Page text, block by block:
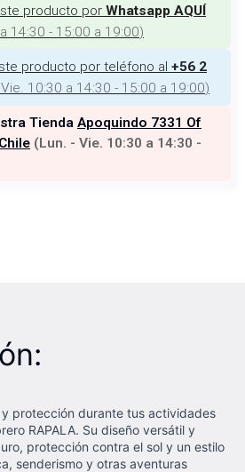
producto por Whatsapp AQUÍ
14:30 - 15:00 a 19:00)
producto por teléfono al +56 2
Vie. 10:30 a 14:30 - 15:00 a 19:00)
Tienda Apoquindo 7331 Of
(Lun. - Vie. 10:30 a 14:30 -
protección durante tus actividades
RAPALA. Su diseño versátil y
protección contra el sol y un estilo
senderismo y otras aventuras